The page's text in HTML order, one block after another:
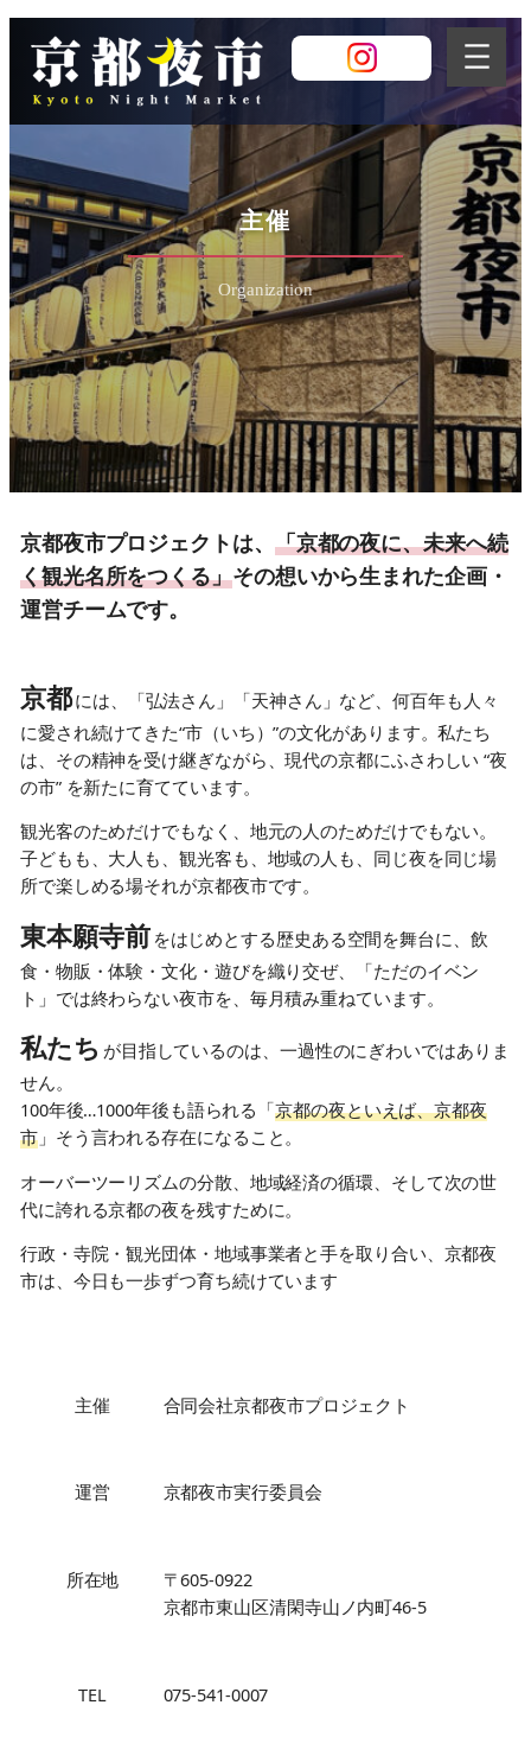
ッ
プ
主催
Organization
京都夜市プロジェクトは、 「京都の夜に、未来へ続
く観光名所をつくる」その想いから生まれた企画・
運営チームです。
京都には、「弘法さん」「天神さん」など、何百年も人々
に愛され続けてきた“市（いち）”の文化があります。私たち
は、その精神を受け継ぎながら、現代の京都にふさわしい “夜
の市” を新たに育てています。
観光客のためだけでもなく、地元の人のためだけでもない。
子どもも、大人も、観光客も、地域の人も、同じ夜を同じ場
所で楽しめる場それが京都夜市です。
東本願寺前 をはじめとする歴史ある空間を舞台に、飲
食・物販・体験・文化・遊びを織り交ぜ、「ただのイベン
ト」では終わらない夜市を、毎月積み重ねています。
私たち が目指しているのは、一過性のにぎわいではありま
せん。
100年後…1000年後も語られる「京都の夜といえば、京都夜
市」そう言われる存在になること。
オーバーツーリズムの分散、地域経済の循環、そして次の世
代に誇れる京都の夜を残すために。
行政・寺院・観光団体・地域事業者と手を取り合い、京都夜
市は、今日も一歩ずつ育ち続けています
主催 合同会社京都夜市プロジェクト
運営 京都夜市実行委員会
所在地
〒605-0922
京都市東山区清閑寺山ノ内町46-5
TEL 075-541-0007